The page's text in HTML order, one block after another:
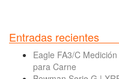
Entradas recientes
Eagle FA3/C
para Carne